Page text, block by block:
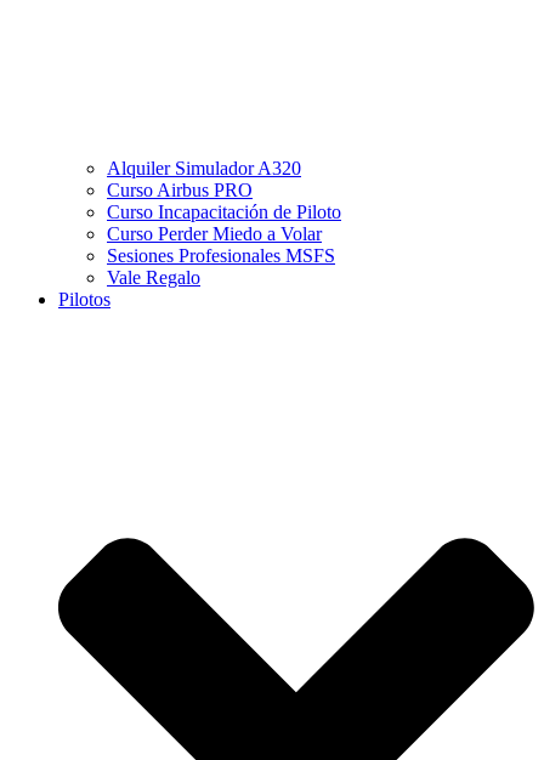
Alquiler Simulador A320
Curso Airbus PRO
Curso Incapacitación de Piloto
Curso Perder Miedo a Volar
Sesiones Profesionales MSFS
Vale Regalo
Pilotos